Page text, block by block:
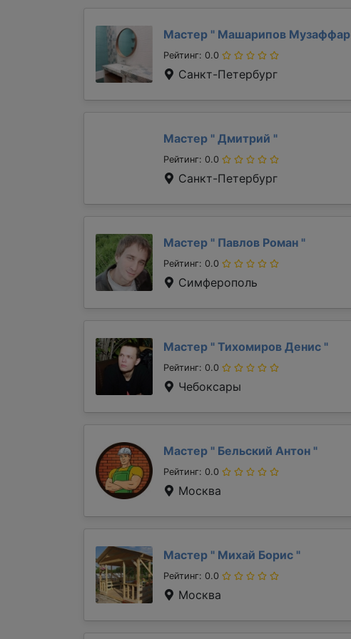
Мастер " Машарипов Музаффар
Рейтинг: 0.0
Санкт-Петербург
Мастер " Дмитрий "
Рейтинг: 0.0
Санкт-Петербург
Мастер " Павлов Роман "
Рейтинг: 0.0
Симферополь
Мастер " Тихомиров Денис "
Рейтинг: 0.0
Чебоксары
Мастер " Бельский Антон "
Рейтинг: 0.0
Москва
Мастер " Михай Борис "
Рейтинг: 0.0
Москва